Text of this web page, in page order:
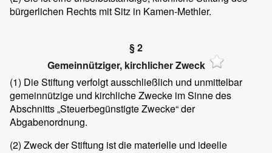
bürgerlichen Rechts mit Sitz in Kamen-Methler.
§ 2
Gemeinnütziger, kirchlicher Zweck
(1) Die Stiftung verfolgt ausschließlich und unmittelbar
gemeinnützige und kirchliche Zwecke im Sinne des
Abschnitts „Steuerbegünstigte Zwecke“ der
Abgabenordnung.
(2) Zweck der Stiftung ist die materielle und ideelle